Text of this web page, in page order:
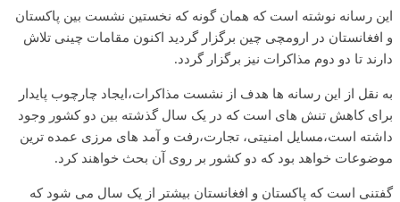
این رسانه نوشته است که همان گونه که نخستین نشست بین پاکستان
و افغانستان در ارومچی چین برگزار گردید اکنون مقامات چینی تلاش
دارند تا دو دوم مذاکرات نیز برگزار گردد.
به نقل از این رسانه ها هدف از نشست مذاکرات،ایجاد چارچوب پایدار
برای کاهش تنش های است که در یک سال گذشته بین دو کشور وجود
داشته است،مسایل امنیتی، تجارت،رفت و آمد های مرزی عمده ترین
موضوعات خواهد بود که دو کشور بر روی آن بحث خواهند کرد.
گفتنی است که پاکستان و افغانستان بیشتر از یک سال می شود که